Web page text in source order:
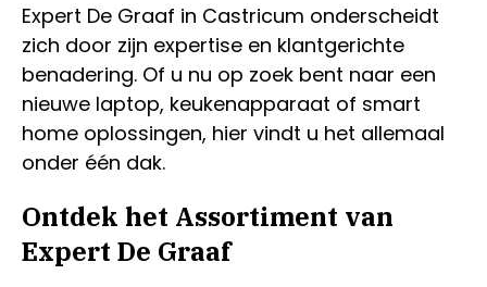
Expert De Graaf in Castricum onderscheidt
zich door zijn expertise en klantgerichte
benadering. Of u nu op zoek bent naar een
nieuwe laptop, keukenapparaat of smart
home oplossingen, hier vindt u het allemaal
onder één dak.
Ontdek het Assortiment van
Expert De Graaf